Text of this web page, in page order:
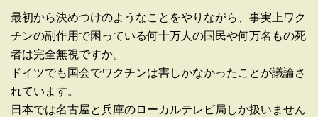
最初から決めつけのようなことをやりながら、事実上ワク
チンの副作用で困っている何十万人の国民や何万名もの死
者は完全無視ですか。
ドイツでも国会でワクチンは害しかなかったことが議論さ
れています。
日本では名古屋と兵庫のローカルテレビ局しか扱いません